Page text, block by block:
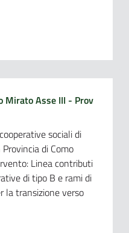
Mirato Asse III - Prov
sociali di
di Como
Linea contributi
di tipo B e rami di
la transizione verso